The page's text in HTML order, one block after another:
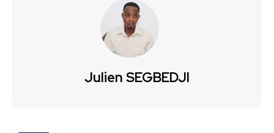
Julien SEGBEDJI